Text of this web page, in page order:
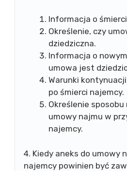
Informacja o
Określenie, czy
dziedziczna.
Informacja o
umowa jest
Warunki
po śmierci najemcy.
Określenie sposobu
umowy najmu w
najemcy.
4. Kiedy aneks do umowy
najemcy powinien być